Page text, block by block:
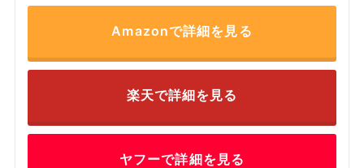
Amazonで詳細を見る
楽天で詳細を見る
ヤフーで詳細を見る